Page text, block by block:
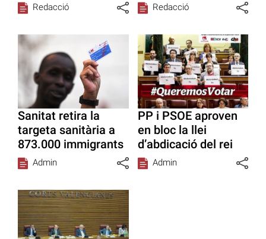
Redacció Redacció
Sanitat retira la
targeta sanitària a
873.000 immigrants
Admin
PP i PSOE aproven
en bloc la llei
d’abdicació del rei
Admin